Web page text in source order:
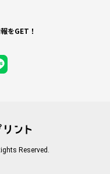
をGET！
Reserved.